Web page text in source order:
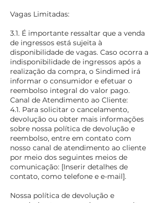
Vagas Limitadas:
3.1. É importante ressaltar que a venda
de ingressos está sujeita à
disponibilidade de vagas. Caso ocorra a
indisponibilidade de ingressos após a
realização da compra, o Sindimed irá
informar o consumidor e efetuar o
reembolso integral do valor pago.
Canal de Atendimento ao Cliente:
4.1. Para solicitar o cancelamento,
devolução ou obter mais informações
sobre nossa política de devolução e
reembolso, entre em contato com
nosso canal de atendimento ao cliente
por meio dos seguintes meios de
comunicação: [Inserir detalhes de
contato, como telefone e e-mail].
Nossa política de devolução e